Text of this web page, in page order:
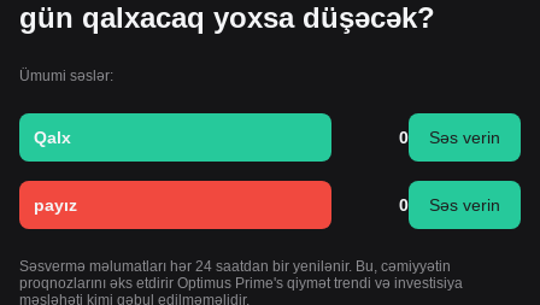
gün qalxacaq yoxsa düşəcək?
Ümumi səslər:
Qalx 0 Səs verin
payız 0 Səs verin
Səsvermə məlumatları hər 24 saatdan bir yenilənir. Bu, cəmiyyətin
proqnozlarını əks etdirir Optimus Prime's qiymət trendi və investisiya
məsləhəti kimi qəbul edilməməlidir.